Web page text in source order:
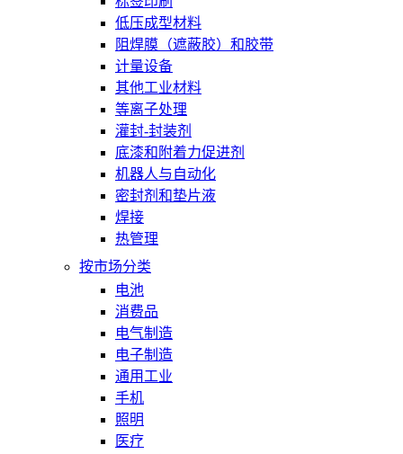
低压成型材料
阻焊膜（遮蔽胶）和胶带
计量设备
其他工业材料
等离子处理
灌封-封装剂
底漆和附着力促进剂
机器人与自动化
密封剂和垫片液
焊接
热管理
按市场分类
电池
消费品
电气制造
电子制造
通用工业
手机
照明
医疗